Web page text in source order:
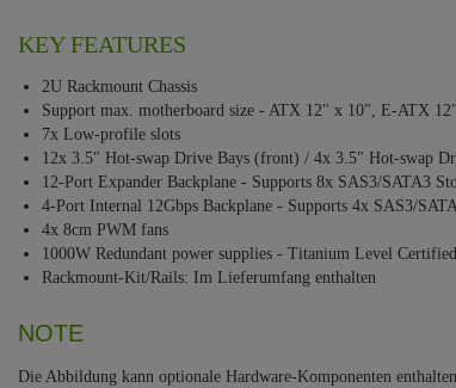
KEY FEATURES
2U Rackmount Chassis
Support max. motherboard size - ATX 12" x 10", E-ATX
7x Low-profile slots
12x 3.5" Hot-swap Drive Bays (front) / 4x 3.5" Hot-swap
12-Port Expander Backplane - Supports 8x SAS3/SATA3
4-Port Internal 12Gbps Backplane - Supports 4x SAS3/
4x 8cm PWM fans
1000W Redundant power supplies - Titanium Level Certified
Rackmount-Kit/Rails: Im Lieferumfang enthalten
NOTE
Die Abbildung kann optionale Hardware-Komponenten